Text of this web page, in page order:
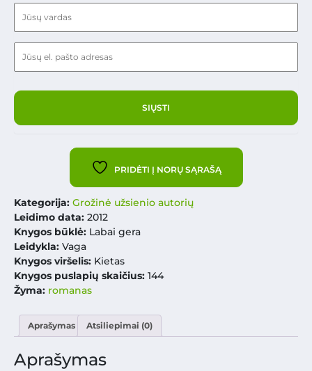
PRIDĖTI Į NORŲ SĄRAŠĄ
Kategorija: Grožinė užsienio autorių
Leidimo data: 2012
Knygos būklė: Labai gera
Leidykla: Vaga
Knygos viršelis: Kietas
Knygos puslapių skaičius: 144
Žyma: romanas
Aprašymas Atsiliepimai (0)
Aprašymas